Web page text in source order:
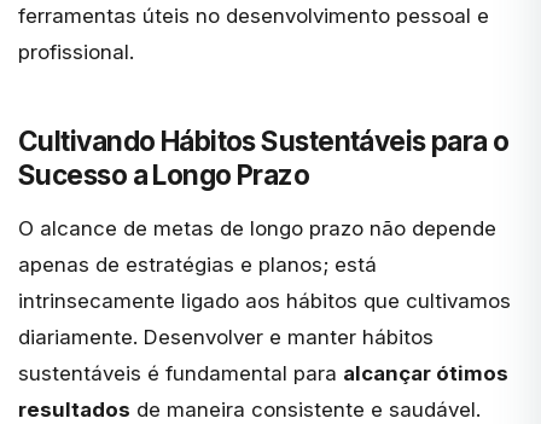
ferramentas úteis no desenvolvimento pessoal e
profissional.
Cultivando Hábitos Sustentáveis para o
Sucesso a Longo Prazo
O alcance de metas de longo prazo não depende
apenas de estratégias e planos; está
intrinsecamente ligado aos hábitos que cultivamos
diariamente. Desenvolver e manter hábitos
sustentáveis é fundamental para alcançar ótimos
resultados de maneira consistente e saudável.